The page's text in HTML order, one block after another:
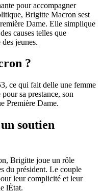
pour accompagner
Brigitte Macron sest
Dame. Elle simplique
causes telles que
jeunes.
?
ce qui fait delle une femme
sa prestance, son
Première Dame.
soutien
Brigitte joue un rôle
du président. Le couple
leur complicité et leur
lÉtat.